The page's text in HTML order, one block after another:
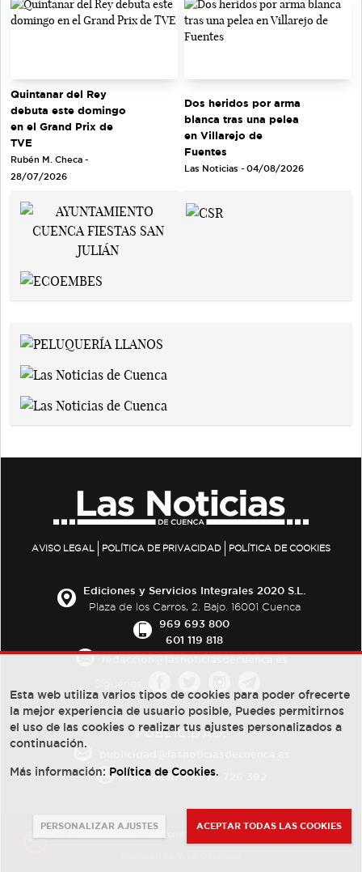
Quintanar del Rey
debuta este domingo
en el Grand Prix de
TVE
Rubén M. Checa -
28/07/2026
Dos heridos por arma
blanca tras una pelea
en Villarejo de
Fuentes
Las Noticias - 04/08/2026
AVISO LEGAL POLÍTICA DE PRIVACIDAD POLÍTICA DE COOKIES
Ediciones y Servicios Integrales 2020 S.L.
Plaza de los Carros, 2. Bajo. 16001 Cuenca
969 693 800
601 119 818
PUBLICIDAD:
684 126 573/670 726 392
Esta web utiliza varios tipos de cookies para poder ofrecerte
la mejor experiencia de usuario posible, Puedes permitirnos
el uso de las cookies o realizar tus ajustes personalizados a
continuación.
Más información: Política de Cookies.
PERSONALIZAR AJUSTES ACEPTAR TODAS LAS COOKIES